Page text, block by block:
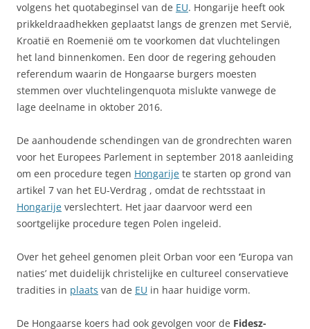
volgens het quotabeginsel van de EU. Hongarije heeft ook
prikkeldraadhekken geplaatst langs de grenzen met Servië,
Kroatië en Roemenië om te voorkomen dat vluchtelingen
het land binnenkomen. Een door de regering gehouden
referendum waarin de Hongaarse burgers moesten
stemmen over vluchtelingenquota mislukte vanwege de
lage deelname in oktober 2016.
De aanhoudende schendingen van de grondrechten waren
voor het Europees Parlement in september 2018 aanleiding
om een ​​procedure tegen Hongarije te starten op grond van
artikel 7 van het EU-Verdrag , omdat de rechtsstaat in
Hongarije verslechtert. Het jaar daarvoor werd een
soortgelijke procedure tegen Polen ingeleid.
Over het geheel genomen pleit Orban voor een ‘Europa van
naties’ met duidelijk christelijke en cultureel conservatieve
tradities in plaats van de EU in haar huidige vorm.
De Hongaarse koers had ook gevolgen voor de Fidesz-